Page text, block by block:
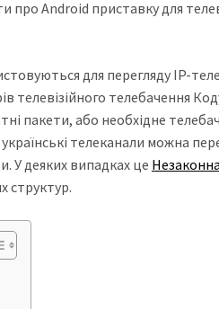
про Android приставку для
для перегляду IP-
телевізійного телебачення
пакети, або необхідне
телеканали можна
У деяких випадках це
структур.